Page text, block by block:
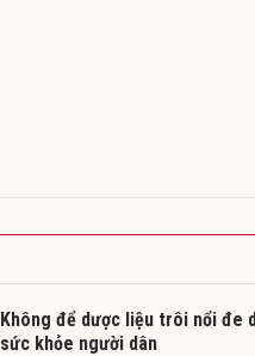
Không để dược liệu trôi nổi đe
sức khỏe người dân